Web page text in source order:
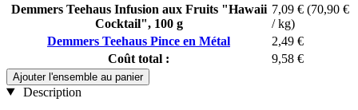
Demmers Teehaus Infusion aux Fruits "Hawaii
Cocktail", 100 g
7,09 € (70,90 €
/ kg)
Demmers Teehaus Pince en Métal
2,49 €
Coût total :
9,58 €
Ajouter l'ensemble au panier
Description